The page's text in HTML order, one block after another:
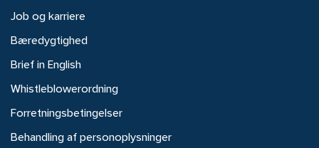
Job og karriere
Bæredygtighed
Brief in English
Whistleblowerordning
Forretningsbetingelser
Behandling af personoplysninger